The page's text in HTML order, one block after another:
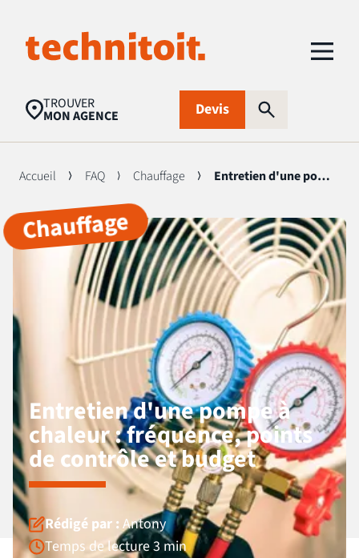
TROUVER
MON AGENCE Devis
Recherches populaires
Nettoyage toiture
Aides financières
Panneaux
photovoltaïques
Traitement
d’humidité
Accueil FAQ Chauffage Entretien d'une pompe à chaleur : fréquence, points de contrôle et budget
Chauffage
Entretien d'une pompe à
chaleur : fréquence, points
de contrôle et budget
Rédigé par : Antony
Temps de lecture 3 min